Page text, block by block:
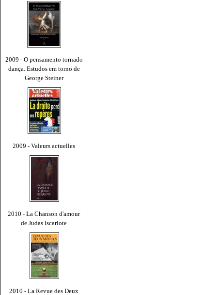
2009 - O pensamento tornado
dança. Estudos em torno de
George Steiner
2009 - Valeurs actuelles
2010 - La Chanson d'amour
de Judas Iscariote
2010 - La Revue des Deux